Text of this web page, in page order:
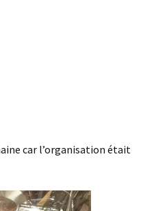
car l’organisation était